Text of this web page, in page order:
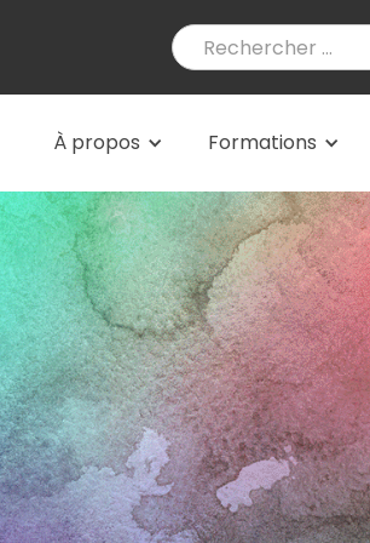
À propos Formations